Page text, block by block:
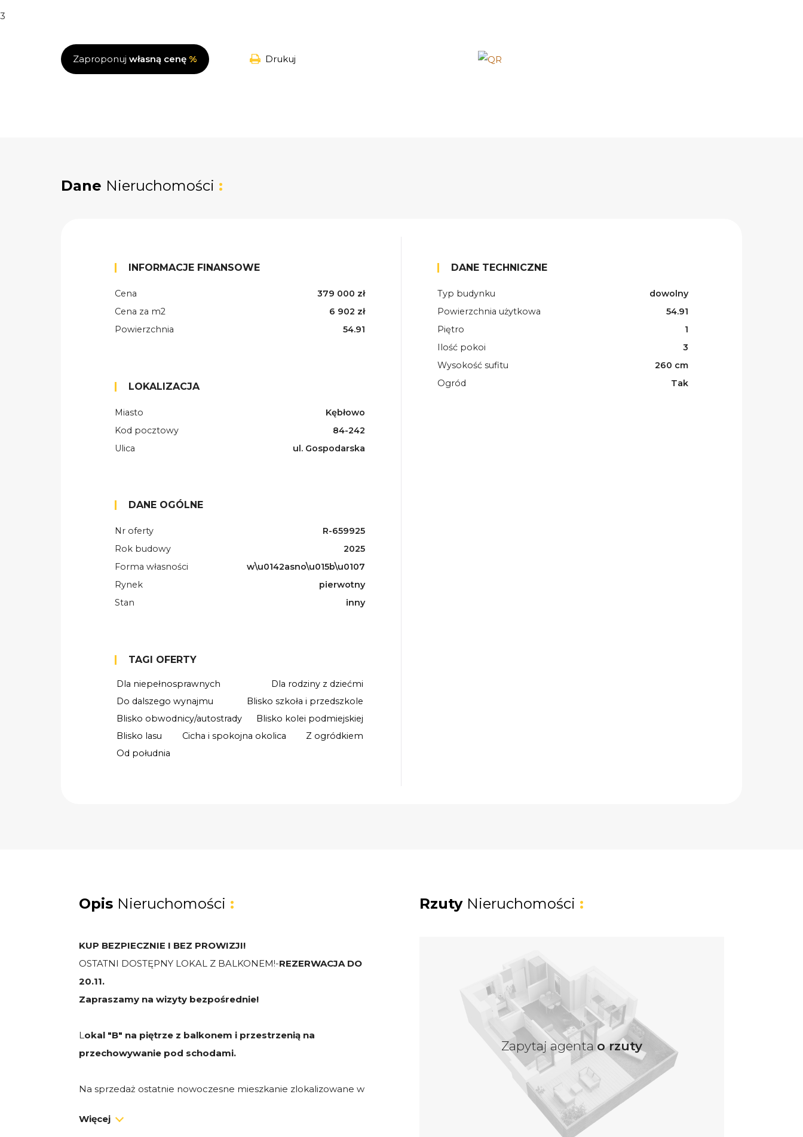
3
Zaproponuj własną cenę % Drukuj
Dane Nieruchomości :
INFORMACJE FINANSOWE
Cena
379 000 zł
Cena za m2
6 902 zł
Powierzchnia
54.91
LOKALIZACJA
Miasto
Kębłowo
Kod pocztowy
84-242
Ulica
ul. Gospodarska
DANE OGÓLNE
Nr oferty
R-659925
Rok budowy
2025
Forma własności
w\u0142asno\u015b\u0107
Rynek
pierwotny
Stan
inny
TAGI OFERTY
Dla niepełnosprawnych
Dla rodziny z dziećmi
Do dalszego wynajmu
Blisko szkoła i przedszkole
Blisko obwodnicy/autostrady
Blisko kolei podmiejskiej
Blisko lasu
Cicha i spokojna okolica
Z ogródkiem
Od południa
DANE TECHNICZNE
Typ budynku
dowolny
Powierzchnia użytkowa
54.91
Piętro
1
Ilość pokoi
3
Wysokość sufitu
260 cm
Ogród
Tak
Opis Nieruchomości :
KUP BEZPIECZNIE I BEZ PROWIZJI!
OSTATNI DOSTĘPNY LOKAL Z BALKONEM!-REZERWACJA DO
20.11.
Zapraszamy na wizyty bezpośrednie!
L okal "B" na piętrze z balkonem i przestrzenią na
przechowywanie pod schodami.
Na sprzedaż ostatnie nowoczesne mieszkanie zlokalizowane w
Więcej
Rzuty Nieruchomości :
Zapytaj agenta o rzuty